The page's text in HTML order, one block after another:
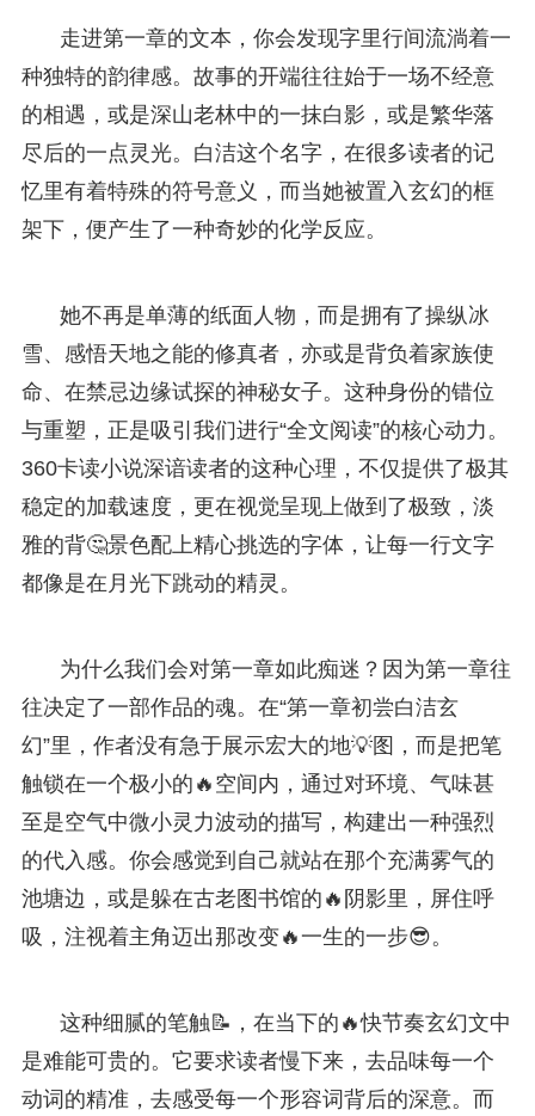
走进第一章的文本，你会发现字里行间流淌着一
种独特的韵律感。故事的开端往往始于一场不经意
的相遇，或是深山老林中的一抹白影，或是繁华落
尽后的一点灵光。白洁这个名字，在很多读者的记
忆里有着特殊的符号意义，而当她被置入玄幻的框
架下，便产生了一种奇妙的化学反应。
她不再是单薄的纸面人物，而是拥有了操纵冰
雪、感悟天地之能的修真者，亦或是背负着家族使
命、在禁忌边缘试探的神秘女子。这种身份的错位
与重塑，正是吸引我们进行“全文阅读”的核心动力。
360卡读小说深谙读者的这种心理，不仅提供了极其
稳定的加载速度，更在视觉呈现上做到了极致，淡
雅的背🤔景色配上精心挑选的字体，让每一行文字
都像是在月光下跳动的精灵。
为什么我们会对第一章如此痴迷？因为第一章往
往决定了一部作品的魂。在“第一章初尝白洁玄
幻”里，作者没有急于展示宏大的地💡图，而是把笔
触锁在一个极小的🔥空间内，通过对环境、气味甚
至是空气中微小灵力波动的描写，构建出一种强烈
的代入感。你会感觉到自己就站在那个充满雾气的
池塘边，或是躲在古老图书馆的🔥阴影里，屏住呼
吸，注视着主角迈出那改变🔥一生的一步😎。
这种细腻的笔触📝，在当下的🔥快节奏玄幻文中
是难能可贵的。它要求读者慢下来，去品味每一个
动词的精准，去感受每一个形容词背后的深意。而